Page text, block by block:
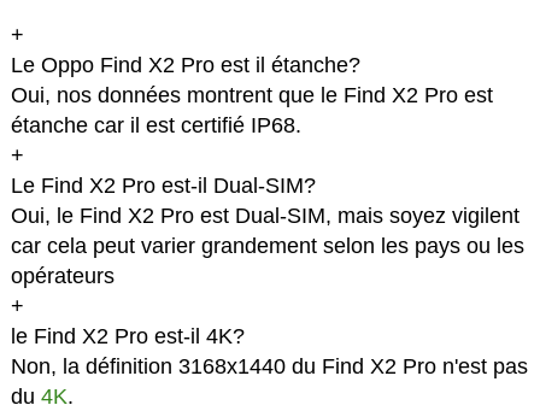
+
Le Oppo Find X2 Pro est il étanche?
Oui, nos données montrent que le Find X2 Pro est
étanche car il est certifié IP68.
+
Le Find X2 Pro est-il Dual-SIM?
Oui, le Find X2 Pro est Dual-SIM, mais soyez vigilent
car cela peut varier grandement selon les pays ou les
opérateurs
+
le Find X2 Pro est-il 4K?
Non, la définition 3168x1440 du Find X2 Pro n'est pas
du 4K.